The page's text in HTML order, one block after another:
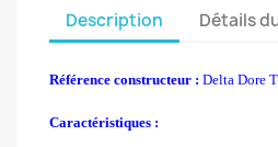
Description Détails
Référence constructeur : Delta Dore
Caractéristiques :